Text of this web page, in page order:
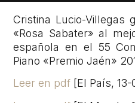
Cristina Lucio-Villegas
«Rosa Sabater» al
española en el 55
Piano «Premio Jaén»
Leer en pdf [El País, 13-